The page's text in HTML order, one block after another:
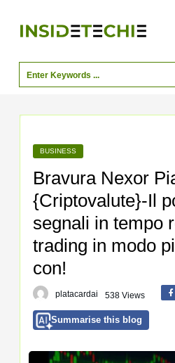
BUSINESS
Bravura Nexor
{Criptovalute}-Il
segnali in tempo
trading in modo
con!
platacardai 538 Views
Summarise this blog